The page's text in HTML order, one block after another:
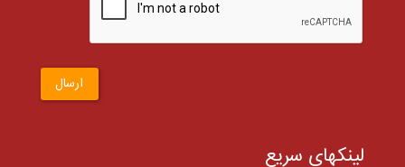
ارسال
لینکهای سریع